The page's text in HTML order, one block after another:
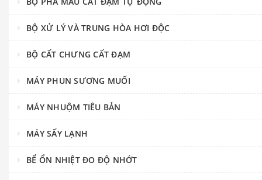
BỘ XỬ LÝ VÀ TRUNG HÒA HƠI ĐỘC
BỘ CẤT CHƯNG CẤT ĐẠM
MÁY PHUN SƯƠNG MUỐI
MÁY NHUỘM TIÊU BẢN
MÁY SẤY LẠNH
BỂ ỔN NHIỆT ĐO ĐỘ NHỚT